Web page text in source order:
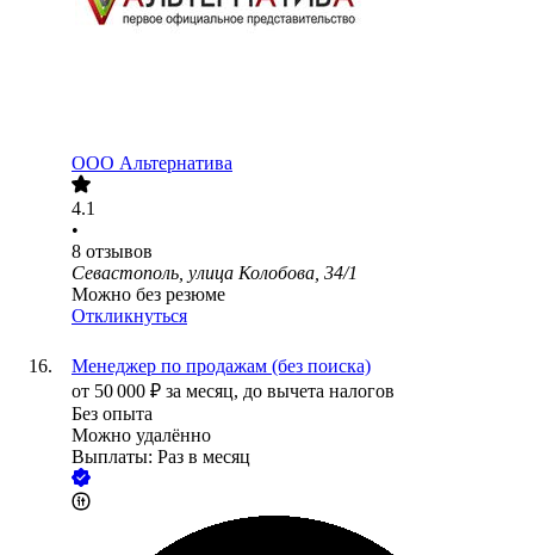
ООО Альтернатива
4.1
•
8 отзывов
Севастополь, улица Колобова, 34/1
Можно без резюме
Откликнуться
Менеджер по продажам (без поиска)
от 50 000 ₽ за месяц, до вычета налогов
Без опыта
Можно удалённо
Выплаты: Раз в месяц